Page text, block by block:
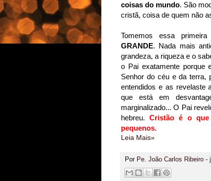
coisas do mundo. São
cristã, coisa de quem não
Tomemos essa primeira
GRANDE. Nada mais
grandeza, a riqueza e o
o Pai exatamente porque
Senhor do céu e da terra,
entendidos e as revelaste
que está em
marginalizado... O Pai
hebreu.Cristão é o
pequenos.
Leia Mais»
Por Pe. João Carlos Ribeiro -